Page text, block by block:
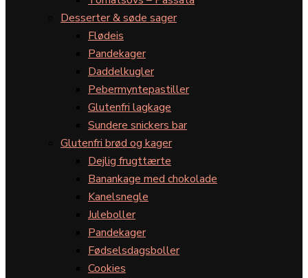
Desserter & søde sager
Flødeis
Pandekager
Daddelkugler
Pebermyntepastiller
Glutenfri lagkage
Sundere snickers bar
Glutenfri brød og kager
Dejlig frugttærte
Banankage med chokolade
Kanelsnegle
Juleboller
Pandekager
Fødselsdagsboller
Cookies